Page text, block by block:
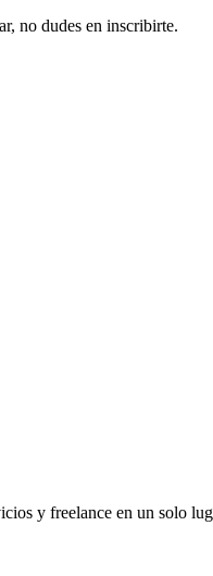
no dudes en inscribirte.
y freelance en un solo